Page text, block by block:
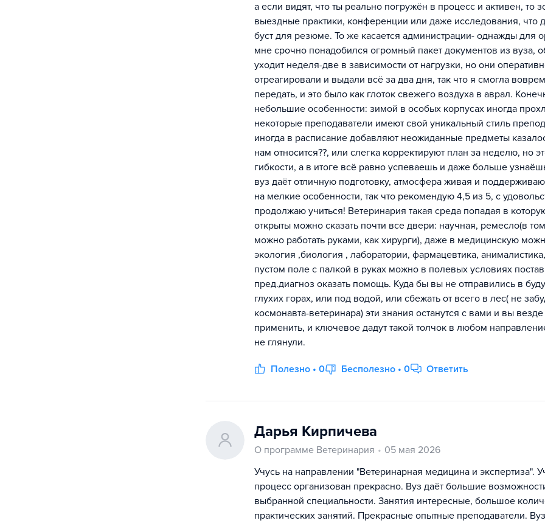
а если видят, что ты реально погружён в процесс и активен, то
выездные практики, конференции или даже исследования, что
буст для резюме. То же касается администрации- однажды для
мне срочно понадобился огромный пакет документов из вуза,
уходит неделя-две в зависимости от нагрузки, но они
отреагировали и выдали всё за два дня, так что я смогла
передать, и это было как глоток свежего воздуха в аврал.
небольшие особенности: зимой в особых корпусах иногда
некоторые преподаватели имеют свой уникальный стиль
иногда в расписание добавляют неожиданные предметы
нам относится??, или слегка корректируют план за неделю, но
гибкости, а в итоге всё равно успеваешь и даже больше
вуз даёт отличную подготовку, атмосфера живая и
на мелкие особенности, так что рекомендую 4,5 из 5, с
продолжаю учиться! Ветеринария такая среда попадая в
открыты можно сказать почти все двери: научная, ремесло(в
можно работать руками, как хирурги), даже в медицинскую
экология ,биология , лаборатории, фармацевтика,
пустом поле с палкой в руках можно в полевых условиях
пред.диагноз оказать помощь. Куда бы вы не отправились в
глухих горах, или под водой, или сбежать от всего в лес( не
космонавта-ветеринара) эти знания останутся с вами и вы
применить, и ключевое дадут такой толчок в любом
не глянули.
Полезно • 0 Бесполезно • 0 Ответить
Дарья Кирпичева
О программе Ветеринария
05 мая 2026
Учусь на направлении "Ветеринарная медицина и экспертиза".
процесс организован прекрасно. Вуз даёт большие
выбранной специальности. Занятия интересные, большое
практических занятий. Прекрасные опытные преподаватели.